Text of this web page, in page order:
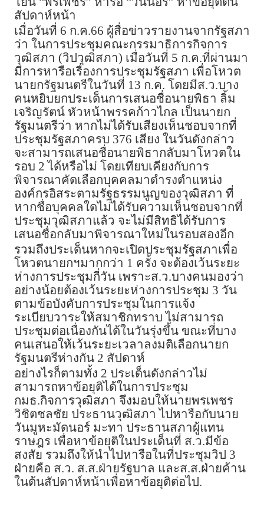
สัปดาห์หน้า
เมื่อวันที่ 6 ก.ค.66 ผู้สื่อข่าวรายงานจากรัฐสภา
ว่า ในการประชุมคณะกรรมาธิการกิจการ
วุฒิสภา (วิปวุฒิสภา) เมื่อวันที่ 5 ก.ค.ที่ผ่านมา
มีการหารือเรื่องการประชุมรัฐสภา เพื่อโหวต
นายกรัฐมนตรีในวันที่ 13 ก.ค. โดยมีส.ว.บาง
คนหยิบยกประเด็นการเสนอชื่อนายพิธา ลิ้ม
เจริญรัตน์ หัวหน้าพรรคก้าวไกล เป็นนายก
รัฐมนตรีว่า หากไม่ได้รับเสียงเห็นชอบจากที่
ประชุมรัฐสภาครบ 376 เสียง ในวันดังกล่าว
จะสามารถเสนอชื่อนายพิธากลับมาโหวตใน
รอบ 2 ได้หรือไม่ โดยเทียบเคียงกับการ
พิจารณาคัดเลือกบุคคลมาดำรงตำแหน่ง
องค์กรอิสระตามรัฐธรรมนูญของวุฒิสภา ที่
หากชื่อบุคคลใดไม่ได้รับความเห็นชอบจากที่
ประชุมวุฒิสภาแล้ว จะไม่มีสิทธิได้รับการ
เสนอชื่อกลับมาพิจารณาใหม่ในรอบสองอีก
รวมถึงประเด็นหากจะเปิดประชุมรัฐสภาเพื่อ
โหวตนายกฯมากกว่า 1 ครั้ง จะต้องเว้นระยะ
ห่างการประชุมกี่วัน เพราะส.ว.บางคนมองว่า
อย่างน้อยต้องเว้นระยะห่างการประชุม 3 วัน
ตามข้อบังคับการประชุมในการแจ้ง
ระเบียบวาระให้สมาชิกทราบ ไม่สามารถ
ประชุมต่อเนื่องกันได้ในวันรุ่งขึ้น ขณะที่บาง
คนเสนอให้เว้นระยะเวลาลงมติเลือกนายก
รัฐมนตรีห่างกัน 2 สัปดาห์
อย่างไรก็ตามทั้ง 2 ประเด็นดังกล่าวไม่
สามารถหาข้อยุติได้ในการประชุม
กมธ.กิจการวุฒิสภา จึงมอบให้นายพรเพชร
วิชิตชลชัย ประธานวุฒิสภา ไปหารือกับนาย
วันมูหะมัดนอร์ มะทา ประธานสภาผู้แทน
ราษฎร เพื่อหาข้อยุติในประเด็นที่ ส.ว.มีข้อ
สงสัย รวมถึงให้นำไปหารือในที่ประชุมวิป 3
ฝ่ายคือ ส.ว. ส.ส.ฝ่ายรัฐบาล และส.ส.ฝ่ายค้าน
ในต้นสัปดาห์หน้าเพื่อหาข้อยุติต่อไป.